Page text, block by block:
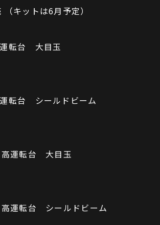
キットは6月予定）
転台 大目玉
転台 シールドビーム
運転台 大目玉
運転台 シールドビーム